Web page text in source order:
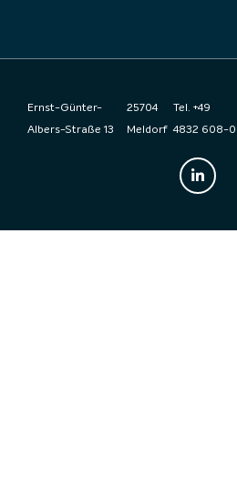
Ernst-Günter-
Albers-Straße 13
25704
Meldorf
Tel. +49
4832 608-0